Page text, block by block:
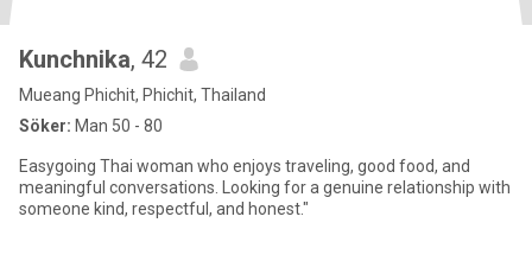
Kunchnika, 42
Mueang Phichit, Phichit, Thailand
Söker: Man 50 - 80
Easygoing Thai woman who enjoys traveling, good food, and
meaningful conversations. Looking for a genuine relationship with
someone kind, respectful, and honest."